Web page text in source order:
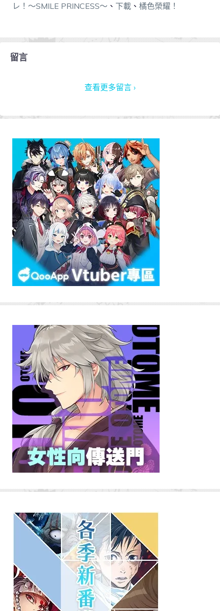
レ！～SMILE PRINCESS～ 、 下載 、 橘色榮耀！
留言
查看更多留言 ›